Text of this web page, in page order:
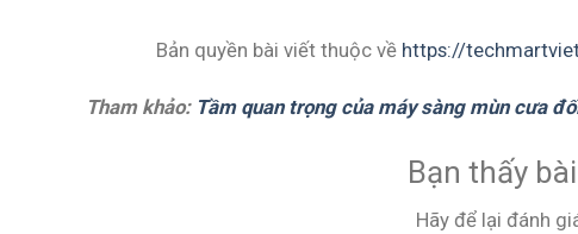
Bản quyền bài viết thuộc về https://
Tham khảo: Tầm quan trọng của máy sàng mùn cưa
Bạn thấy
Hãy để lại đánh